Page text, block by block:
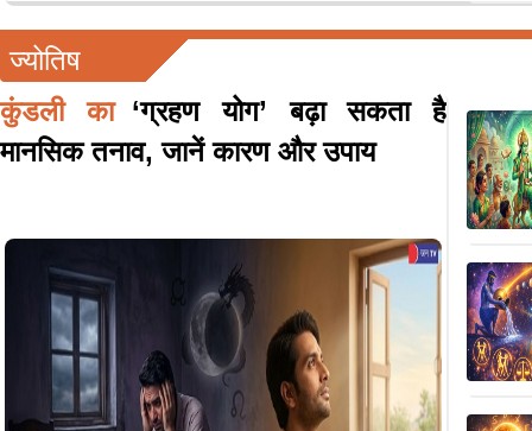
ज्योतिष
कुंडली का
‘ग्रहण योग’ बढ़ा सकता है
मानसिक तनाव, जानें कारण और उपाय